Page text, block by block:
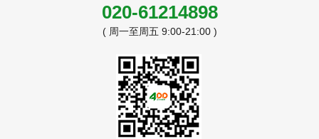
020-61214898
( 周一至周五 9:00-21:00 )